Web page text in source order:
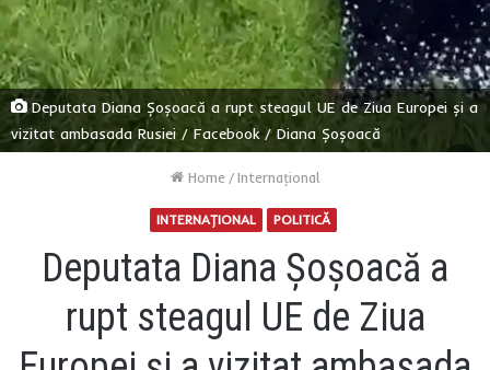
Deputata Diana Șoșoacă a rupt steagul UE de Ziua Europei și a
vizitat ambasada Rusiei / Facebook / Diana Șoșoacă
Home / Internaţional
INTERNAŢIONAL POLITICĂ
Deputata Diana Șoșoacă a
rupt steagul UE de Ziua